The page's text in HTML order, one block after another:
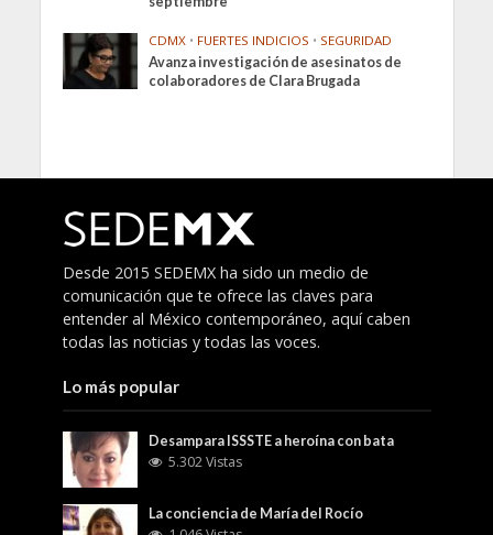
CDMX • FUERTES INDICIOS • SEGURIDAD
Avanza investigación de asesinatos de
colaboradores de Clara Brugada
Desde 2015 SEDEMX ha sido un medio de
comunicación que te ofrece las claves para
entender al México contemporáneo, aquí caben
todas las noticias y todas las voces.
Lo más popular
Desampara ISSSTE a heroína con bata
5.302 Vistas
La conciencia de María del Rocío